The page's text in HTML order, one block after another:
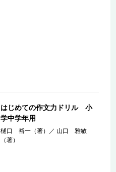
はじめての作文力ドリル 小
学中学年用
樋口 裕一（著） ／ 山口 雅敏
（著）